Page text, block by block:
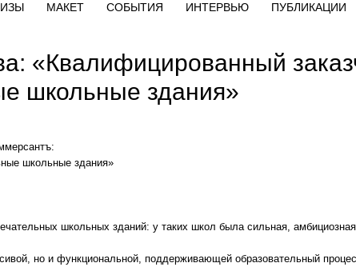
МАКЕТ СОБЫТИЯ ИНТЕРВЬЮ ПУБЛИКАЦИИ
«Квалифицированный
школьные здания»
школьные здания»
школьных зданий: у таких школ была сильная, амбициозная
но и функциональной, поддерживающей образовательный